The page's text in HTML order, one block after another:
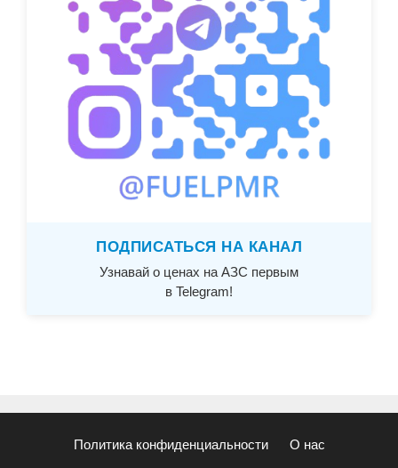
ПОДПИСАТЬСЯ НА КАНАЛ
Узнавай о ценах на АЗС первым
в Telegram!
Политика конфиденциальности О нас